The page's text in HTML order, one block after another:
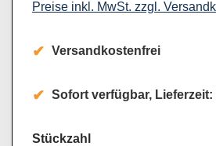
Preise inkl. MwSt. zzgl.
Versandkostenfrei
Sofort verfügbar, Lieferzeit:
Stückzahl auswählen